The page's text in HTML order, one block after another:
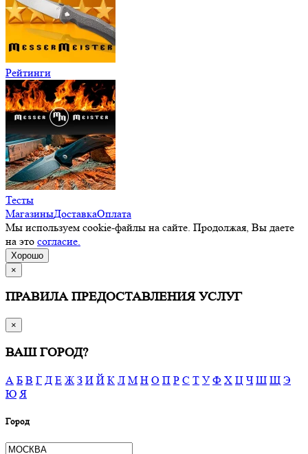
Рейтинги
Тесты
МагазиныДоставкаОплата
Мы используем cookie-файлы на сайте. Продолжая, Вы даете
на это согласие.
Хорошо
×
ПРАВИЛА ПРЕДОСТАВЛЕНИЯ УСЛУГ
×
ВАШ ГОРОД?
А Б В Г Д Е Ж З И Й К Л М Н О П Р С Т У Ф Х Ц Ч Ш Щ Э
Ю Я
Город